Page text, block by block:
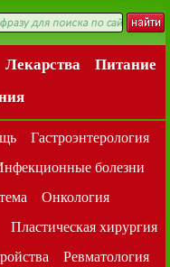
Лекарства
Питание
Гастроэнтерология
болезни
Онкология
Пластическая хирургия
Ревматология